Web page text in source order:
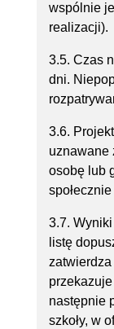
wspólnie
realizacji).
3.5. Czas
dni.
3.6.
uznawane
osobę lub
3.7.
listę
następnie
szkoły, w